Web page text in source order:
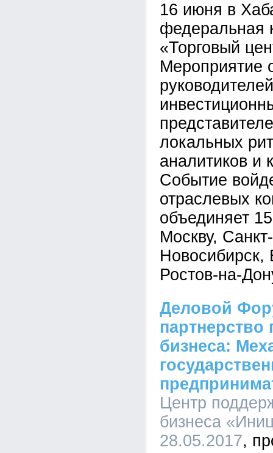
16 июня в
федеральная
«Торговый
Мероприятие
локальных
аналитиков и
Событие
отраслевых
объединяет
Москву,
Новосибирск,
Ростов-на-
Деловой
партнерство
бизнеса:
Центр
бизнеса
28.05.2017